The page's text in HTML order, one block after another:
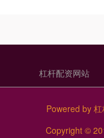
杠杆配资网站
Powered by
Copyright ©